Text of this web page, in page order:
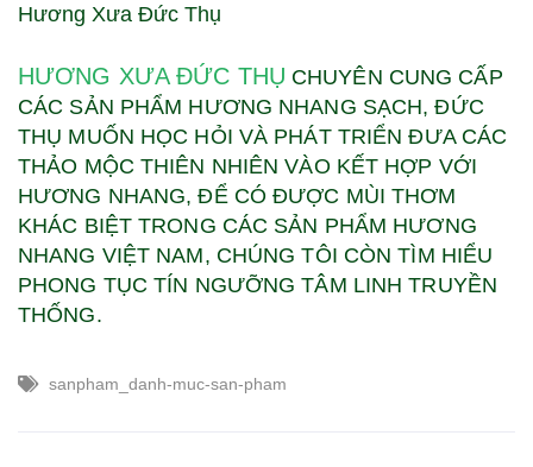
Hương Xưa Đức Thụ
HƯƠNG XƯA ĐỨC THỤ CHUYÊN CUNG CẤP
CÁC SẢN PHẨM HƯƠNG NHANG SẠCH, ĐỨC
THỤ MUỐN HỌC HỎI VÀ PHÁT TRIỂN ĐƯA CÁC
THẢO MỘC THIÊN NHIÊN VÀO KẾT HỢP VỚI
HƯƠNG NHANG, ĐỂ CÓ ĐƯỢC MÙI THƠM
KHÁC BIỆT TRONG CÁC SẢN PHẨM HƯƠNG
NHANG VIỆT NAM, CHÚNG TÔI CÒN TÌM HIỂU
PHONG TỤC TÍN NGƯỠNG TÂM LINH TRUYỀN
THỐNG.
sanpham_danh-muc-san-pham